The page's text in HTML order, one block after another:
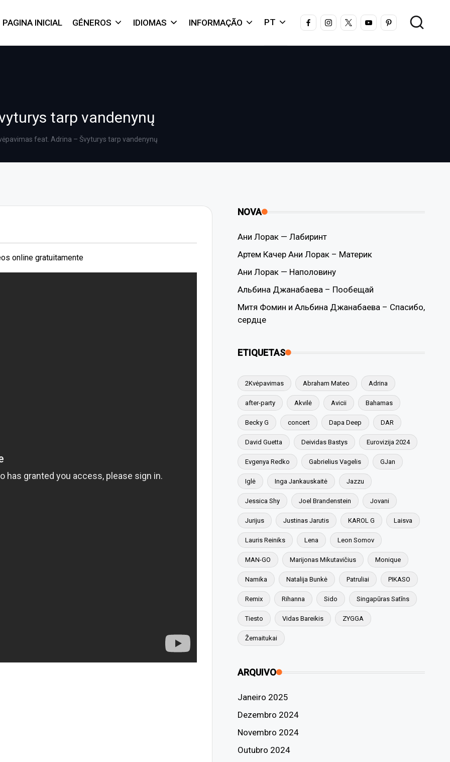
PAGINA INICIAL GÉNEROS IDIOMAS INFORMAÇÃO PT FACEBOOKINSTAGRAM
X YOUTUBEPINTEREST
tarp vandenynų
feat. Adrina – Švyturys tarp vandenynų
online gratuitamente
NOVA
Ани Лорак — Лабиринт
Артем Качер Ани Лорак – Материк
Ани Лорак — Наполовину
Альбина Джанабаева – Пообещай
Митя Фомин и Альбина Джанабаева – Спасибо,
сердце
ETIQUETAS
2Kvėpavimas Abraham Mateo Adrina
after-party Akvilė Avicii Bahamas
Becky G concert Dapa Deep DAR
David Guetta Deividas Bastys Eurovizija 2024
Evgenya Redko Gabrielius Vagelis GJan
Iglė Inga Jankauskaitė Jazzu
Jessica Shy Joel Brandenstein Jovani
Jurijus Justinas Jarutis KAROL G Laisva
Lauris Reiniks Lena Leon Somov
MAN-GO Marijonas Mikutavičius Monique
Namika Natalija Bunkė Patruliai PIKASO
Remix Rihanna Sido Singapūras Satīns
Tiesto Vidas Bareikis ZYGGA
Žemaitukai
ARQUIVO
Janeiro 2025
Dezembro 2024
Novembro 2024
Outubro 2024